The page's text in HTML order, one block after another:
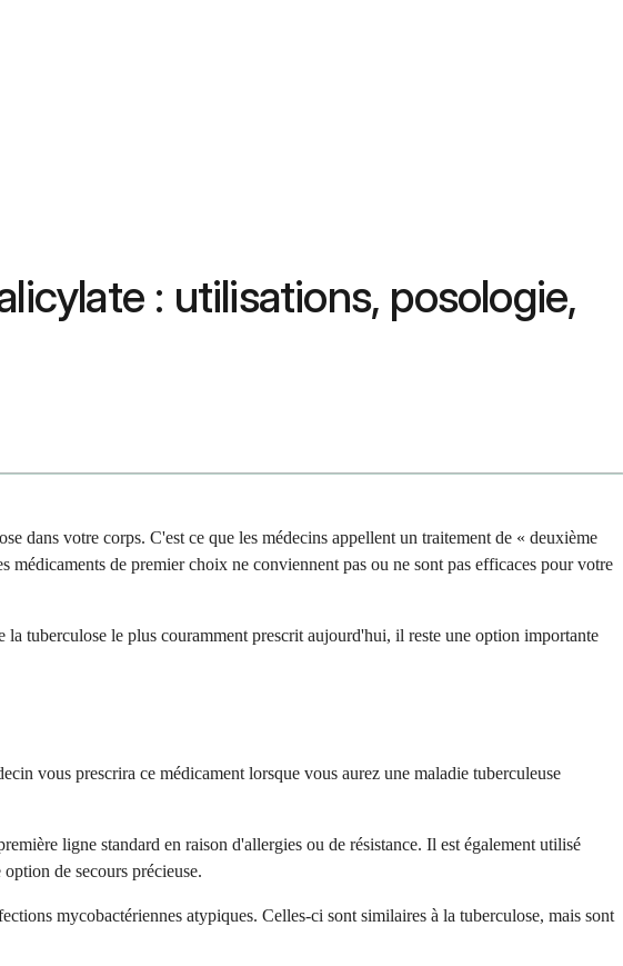
: utilisations, posologie,
dans votre corps. C'est ce que les médecins appellent un traitement de « deuxième
de premier choix ne conviennent pas ou ne sont pas efficaces pour votre
tuberculose le plus couramment prescrit aujourd'hui, il reste une option importante
vous prescrira ce médicament lorsque vous aurez une maladie tuberculeuse
ligne standard en raison d'allergies ou de résistance. Il est également utilisé
de secours précieuse.
mycobactériennes atypiques. Celles-ci sont similaires à la tuberculose, mais sont